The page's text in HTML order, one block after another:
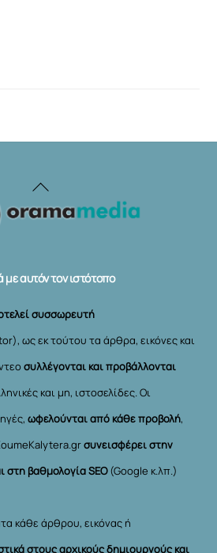
Back
To
με αυτόν τον ιστότοπο
συσσωρευτή
ως εκ τούτου τα άρθρα, εικόνες και
συλλέγονται και προβάλλονται
και μη, ιστοσελίδες. Οι
ωφελούνται από κάθε προβολή,
συνεισφέρει στην
στη βαθμολογία SEO(Google κ.λπ.)
κάθε άρθρου, εικόνας ή
στους αρχικούς δημιουργούς και